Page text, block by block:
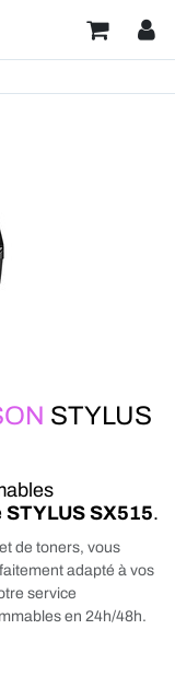
STYLUS
STYLUS SX515.
de toners, vous
adapté à vos
service
en 24h/48h.